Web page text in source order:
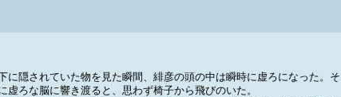
に隠されていた物を見た瞬間、緋彦の頭の中は瞬時に虚ろになった。そ
虚ろな脳に響き渡ると、思わず椅子から飛びのいた。